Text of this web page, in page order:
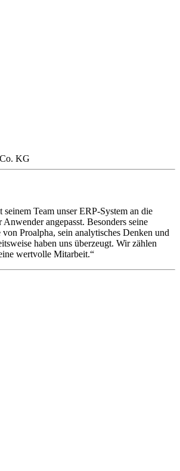
KG
Team unser ERP-System an die
angepasst. Besonders seine
Proalpha, sein analytisches Denken und
haben uns überzeugt. Wir zählen
wertvolle Mitarbeit.“